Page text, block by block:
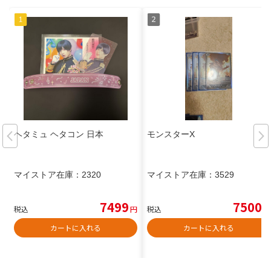
ヘタミュ ヘタコン 日本
マイストア在庫： 2320
税込 7499円
カートに入れる
モンスターX
マイストア在庫： 3529
税込 7500
カートに入れる